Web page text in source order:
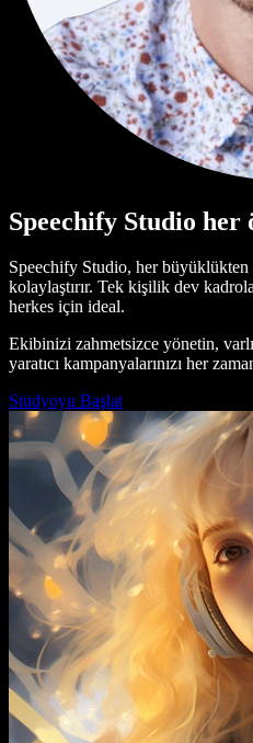
Speechify Studio her
Speechify Studio, her büyüklükten
kolaylaştırır. Tek kişilik dev
herkes için ideal.
Ekibinizi zahmetsizce yönetin,
yaratıcı kampanyalarınızı her
Stüdyoyu Başlat